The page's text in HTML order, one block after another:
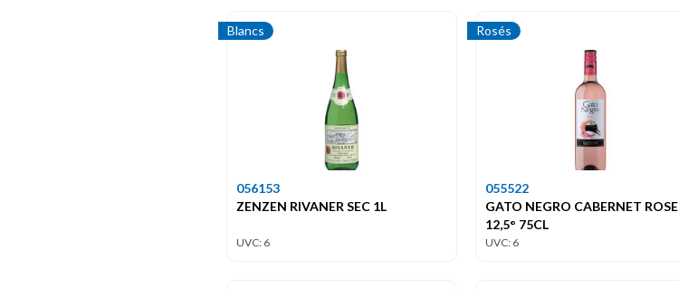
Blancs
056153
ZENZEN RIVANER SEC 1L
UVC: 6
Rosés
055522
GATO NEGRO CABERNET ROSE
12,5° 75CL
UVC: 6